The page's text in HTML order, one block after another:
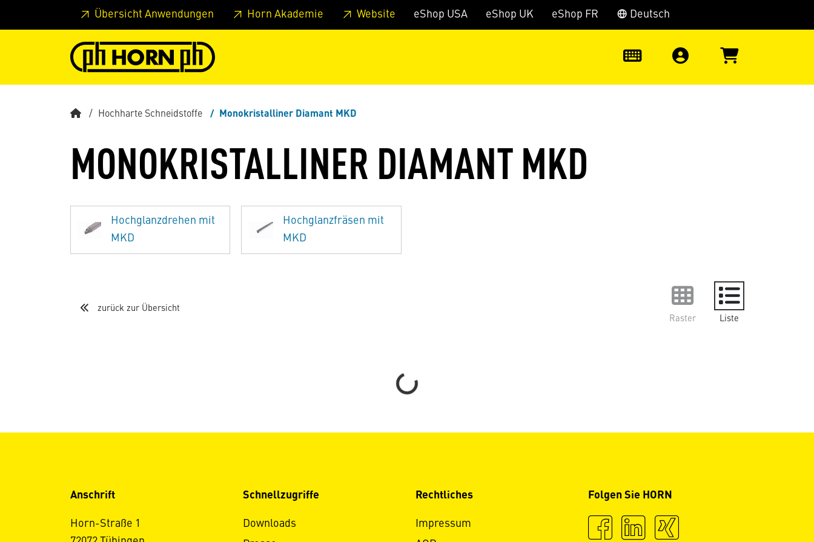
Springe zu Hauptinhalt Springe zum Header Springe zum Footer Springe zum Hauptmenu Springe zur Suche
Übersicht Anwendungen Horn Akademie Website eShop USA eShop UK eShop FR Deutsch
Hochharte Schneidstoffe Monokristalliner Diamant MKD
MONOKRISTALLINER DIAMANT MKD
Hochglanzdrehen mit
MKD
Hochglanzfräsen mit
MKD
zurück zur Übersicht
Raster
Liste
Loading...
Anschrift
Horn-Straße 1
Schnellzugriffe
Downloads
Rechtliches
Impressum
Folgen Sie HORN